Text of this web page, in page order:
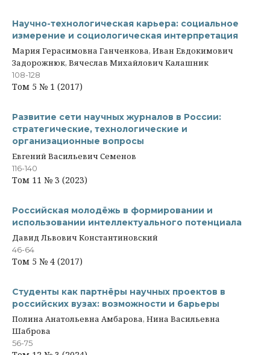
Научно-технологическая карьера: социальное
измерение и социологическая интерпретация
Мария Герасимовна Ганченкова, Иван Евдокимович
Задорожнюк, Вячеслав Михайлович Калашник
108-128
Том 5 № 1 (2017)
Развитие сети научных журналов в России:
стратегические, технологические и
организационные вопросы
Евгений Васильевич Семенов
116-140
Том 11 № 3 (2023)
Российская молодёжь в формировании и
использовании интеллектуального потенциала
Давид Львович Константиновский
46-64
Том 5 № 4 (2017)
Студенты как партнёры научных проектов в
российских вузах: возможности и барьеры
Полина Анатольевна Амбарова, Нина Васильевна
Шаброва
56-75